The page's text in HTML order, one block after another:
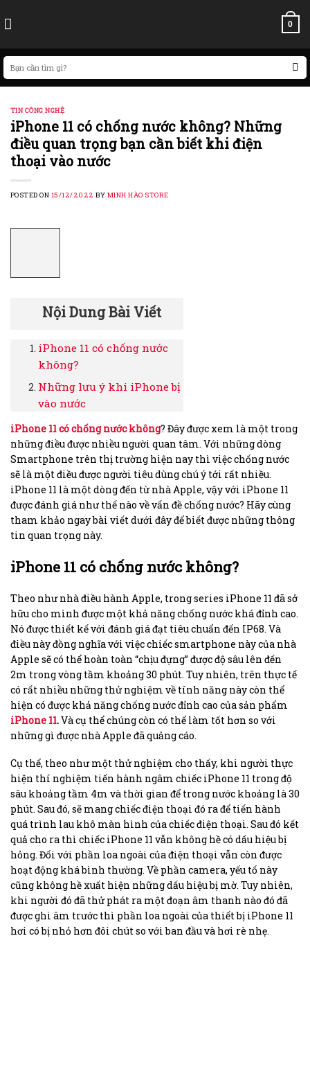
to
0
Search
for:
TIN CÔNG NGHỆ
iPhone 11 có chống nước không? Những
điều quan trọng bạn cần biết khi điện
thoại vào nước
POSTED ON 15/12/2022 BY MINH HÀO STORE
Nội Dung Bài Viết
iPhone 11 có chống nước
không?
Những lưu ý khi iPhone bị
vào nước
iPhone 11 có chống nước không? Đây được xem là một trong
những điều được nhiều người quan tâm. Với những dòng
Smartphone trên thị trường hiện nay thì việc chống nước
sẽ là một điều được người tiêu dùng chú ý tới rất nhiều.
iPhone 11 là một dòng đến từ nhà Apple, vậy với iPhone 11
được đánh giá như thế nào về vấn đề chống nước? Hãy cùng
tham khảo ngay bài viết dưới đây để biết được những thông
tin quan trọng này.
iPhone 11 có chống nước không?
Theo như nhà điều hành Apple, trong series iPhone 11 đã sở
hữu cho mình được một khả năng chống nước khá đỉnh cao.
Nó được thiết kế với đánh giá đạt tiêu chuẩn đến IP68. Và
điều này đồng nghĩa với việc chiếc smartphone này của nhà
Apple sẽ có thể hoàn toàn “chịu đựng” được độ sâu lên đến
2m trong vòng tầm khoảng 30 phút. Tuy nhiên, trên thực tế
có rất nhiều những thử nghiệm về tính năng này còn thể
hiện có được khả năng chống nước đỉnh cao của sản phẩm
iPhone 11.Và cụ thể chúng còn có thể làm tốt hơn so với
những gì được nhà Apple đã quảng cáo.
Cụ thể, theo như một thử nghiệm cho thấy, khi người thực
hiện thí nghiệm tiến hành ngâm chiếc iPhone 11 trong độ
sâu khoảng tầm 4m và thời gian để trong nước khoảng là 30
phút. Sau đó, sẽ mang chiếc điện thoại đó ra để tiến hành
quá trình lau khô màn hình của chiếc điện thoại. Sau đó kết
quả cho ra thì chiếc iPhone 11 vẫn không hề có dấu hiệu bị
hỏng. Đối với phần loa ngoài của điện thoại vẫn còn được
hoạt động khá bình thường. Về phần camera, yếu tố này
cũng không hề xuất hiện những dấu hiệu bị mờ. Tuy nhiên,
khi người đó đã thử phát ra một đoạn âm thanh nào đó đã
được ghi âm trước thì phần loa ngoài của thiết bị iPhone 11
hơi có bị nhỏ hơn đôi chút so với ban đầu và hơi rè nhẹ.